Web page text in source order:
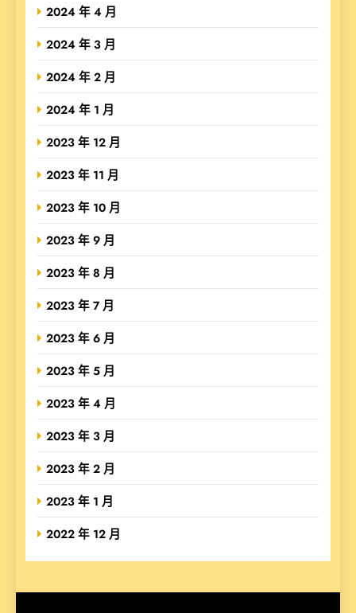
2024 年 4 月
2024 年 3 月
2024 年 2 月
2024 年 1 月
2023 年 12 月
2023 年 11 月
2023 年 10 月
2023 年 9 月
2023 年 8 月
2023 年 7 月
2023 年 6 月
2023 年 5 月
2023 年 4 月
2023 年 3 月
2023 年 2 月
2023 年 1 月
2022 年 12 月